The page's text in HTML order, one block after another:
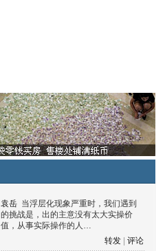
袁岳 当浮层化现象严重时，我们遇到
的挑战是，出的主意没有太大实操价
值，从事实际操作的人…
转发
评论